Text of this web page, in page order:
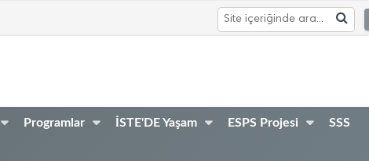
Programlar İSTE'DE Yaşam ESPS Projesi SSS